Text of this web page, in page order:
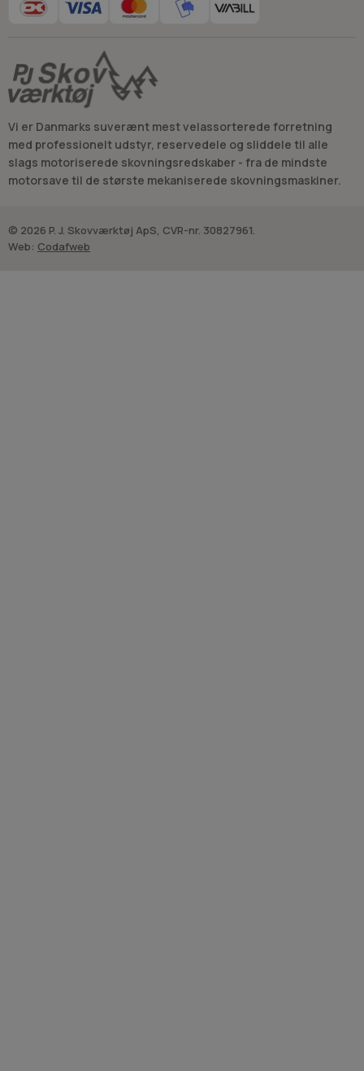
Vi er Danmarks suverænt mest velassorterede forretning
med professionelt udstyr, reservedele og sliddele til alle
slags motoriserede skovningsredskaber - fra de mindste
motorsave til de største mekaniserede skovningsmaskiner.
© 2026 P. J. Skovværktøj ApS, CVR-nr. 30827961.
Web: Codafweb